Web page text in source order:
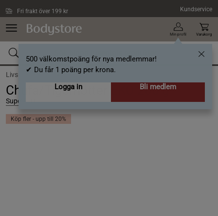
Fri frakt över 199 kr Kundservice
Min profil
500 välkomstpoäng för nya medlemmar!
✔ Du får 1 poäng per krona.
Logga in
Bli medlem
Varukorg
Livsmedel /Snacks och godis
Chufa/Tigernötter EKO 200 g
Superfruit
Köp fler - upp till 20%